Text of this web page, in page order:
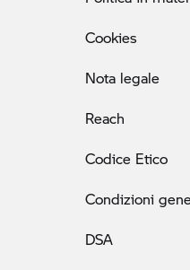
Cookies
Nota legale
Reach
Codice Etico
Condizioni
DSA